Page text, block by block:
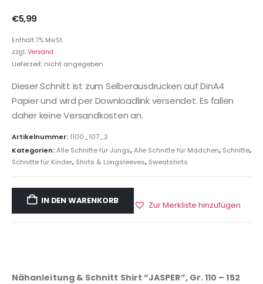
€5,99
Enthält 7% MwSt.
zzgl. Versand
Lieferzeit: nicht angegeben
Dieser Schnitt ist zum Selberausdrucken auf DinA4
Papier und wird per Downloadlink versendet. Es fallen
daher keine Versandkosten an.
Artikelnummer: 1100_107_2
Kategorien:Alle Schnitte für Jungs,Alle Schnitte für Mädchen, Schnitte,
Schnitte für Kinder, Shirts & Longsleeves, Sweatshirts
IN DEN WARENKORB Zur Merkliste hinzufügen
Nähanleitung & Schnitt Shirt “JASPER”, Gr. 110 – 152